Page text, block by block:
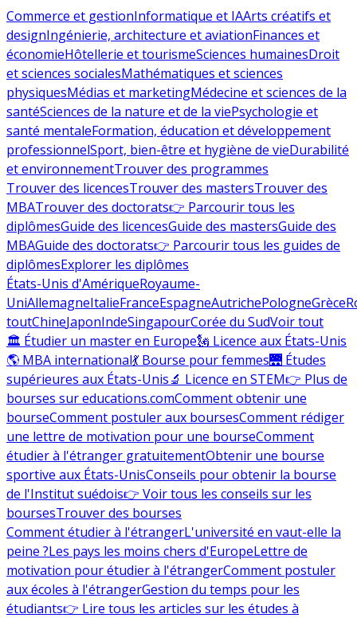
Commerce et gestionInformatique et IAArts créatifs et
designIngénierie, architecture et aviationFinances et
économieHôtellerie et tourismeSciences humainesDroit
et sciences socialesMathématiques et sciences
physiquesMédias et marketingMédecine et sciences de la
santéSciences de la nature et de la viePsychologie et
santé mentaleFormation, éducation et développement
professionnelSport, bien-être et hygiène de vieDurabilité
et environnementTrouver des programmes
Trouver des licencesTrouver des mastersTrouver des
MBATrouver des doctorats👉 Parcourir tous les
diplômesGuide des licencesGuide des mastersGuide des
MBAGuide des doctorats👉 Parcourir tous les guides de
diplômesExplorer les diplômes
États-Unis d'AmériqueRoyaume-
UniAllemagneItalieFranceEspagneAutrichePologneGrèce
toutChineJaponIndeSingapourCorée du SudVoir tout
🏛 Étudier un master en Europe🗽 Licence aux États-Unis
🌎 MBA international💃 Bourse pour femmes🌉 Études
supérieures aux États-Unis🔬 Licence en STEM👉 Plus de
bourses sur educations.comComment obtenir une
bourseComment postuler aux boursesComment rédiger
une lettre de motivation pour une bourseComment
étudier à l'étranger gratuitementObtenir une bourse
sportive aux États-UnisConseils pour obtenir la bourse
de l'Institut suédois👉 Voir tous les conseils sur les
boursesTrouver des bourses
Comment étudier à l'étrangerL'université en vaut-elle la
peine ?Les pays les moins chers d'EuropeLettre de
motivation pour étudier à l'étrangerComment postuler
aux écoles à l'étrangerGestion du temps pour les
étudiants👉 Lire tous les articles sur les études à